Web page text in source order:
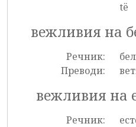
të
вежливия на
Речник:
Преводи:
вежливия на
Речник: